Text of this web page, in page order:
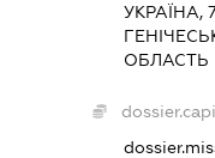
УКРАЇНА,
ОБЛАСТЬ